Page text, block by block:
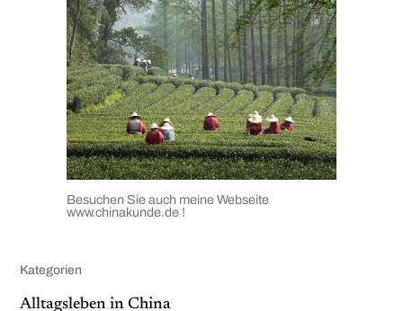
Besuchen Sie auch meine Webseite
www.chinakunde.de !
Kategorien
Alltagsleben in China